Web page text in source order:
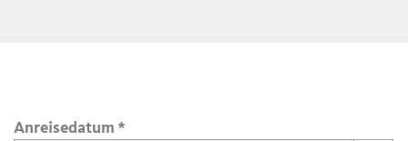
Anreisedatum